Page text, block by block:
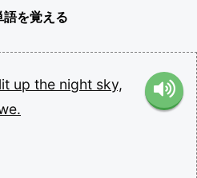
語を覚える
lit up the night sky,